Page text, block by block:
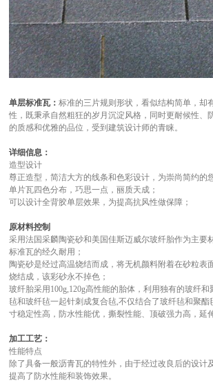
单层标准瓦：标准的三片规则形状，看似结构简单，却
性，既秉承自然粗狂的岁月沉淀风格，同时更耐候性、
的质感和优雅的品位，受到建筑设计师的青睐。
详细信息：
造型设计
尊正造型，简洁大方的线条和色彩设计，为崇尚简约的
单片瓦四色分布，巧思一点，丽质天成；
可以设计全背胶单层效果，为提高抗风性做保障；
原材料控制
采用法国采麟陶瓷砂和美国佳斯迈威尔玻纤胎作为主要
标准瓦的经久耐用；
陶瓷砂是经过高温烧结而成，将无机颜料附着在砂粒表
烧结成，该彩砂永不掉色；
玻纤胎采用100g,120g高性能的胎体，利用独有的玻纤
毡和玻纤毡一起针刺成复合毡,不仅结合了玻纤毡和聚酯
寸稳定性高，防水性能优，撕裂性能、顶破强力高，延
加工工艺：
性能特点
除了具备一般沥青瓦的特性外，由于经过改良后的设计
提高了防水性能和装饰效果。